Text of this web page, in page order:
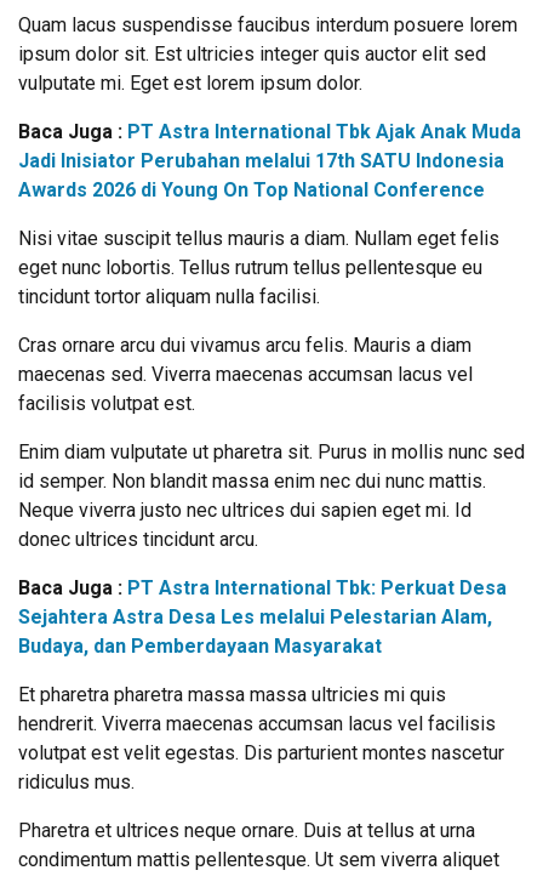
Quam lacus suspendisse faucibus interdum posuere lorem
ipsum dolor sit. Est ultricies integer quis auctor elit sed
vulputate mi. Eget est lorem ipsum dolor.
Baca Juga : PT Astra International Tbk Ajak Anak Muda
Jadi Inisiator Perubahan melalui 17th SATU Indonesia
Awards 2026 di Young On Top National Conference
Nisi vitae suscipit tellus mauris a diam. Nullam eget felis
eget nunc lobortis. Tellus rutrum tellus pellentesque eu
tincidunt tortor aliquam nulla facilisi.
Cras ornare arcu dui vivamus arcu felis. Mauris a diam
maecenas sed. Viverra maecenas accumsan lacus vel
facilisis volutpat est.
Enim diam vulputate ut pharetra sit. Purus in mollis nunc sed
id semper. Non blandit massa enim nec dui nunc mattis.
Neque viverra justo nec ultrices dui sapien eget mi. Id
donec ultrices tincidunt arcu.
Baca Juga : PT Astra International Tbk: Perkuat Desa
Sejahtera Astra Desa Les melalui Pelestarian Alam,
Budaya, dan Pemberdayaan Masyarakat
Et pharetra pharetra massa massa ultricies mi quis
hendrerit. Viverra maecenas accumsan lacus vel facilisis
volutpat est velit egestas. Dis parturient montes nascetur
ridiculus mus.
Pharetra et ultrices neque ornare. Duis at tellus at urna
condimentum mattis pellentesque. Ut sem viverra aliquet